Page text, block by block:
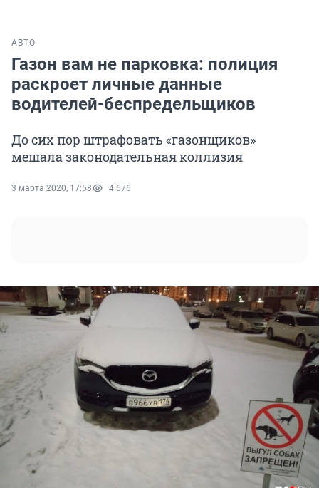
АВТО
Газон вам не парковка: полиция
раскроет личные данные
водителей-беспредельщиков
До сих пор штрафовать «газонщиков»
мешала законодательная коллизия
3 марта 2020, 17:58 4 676